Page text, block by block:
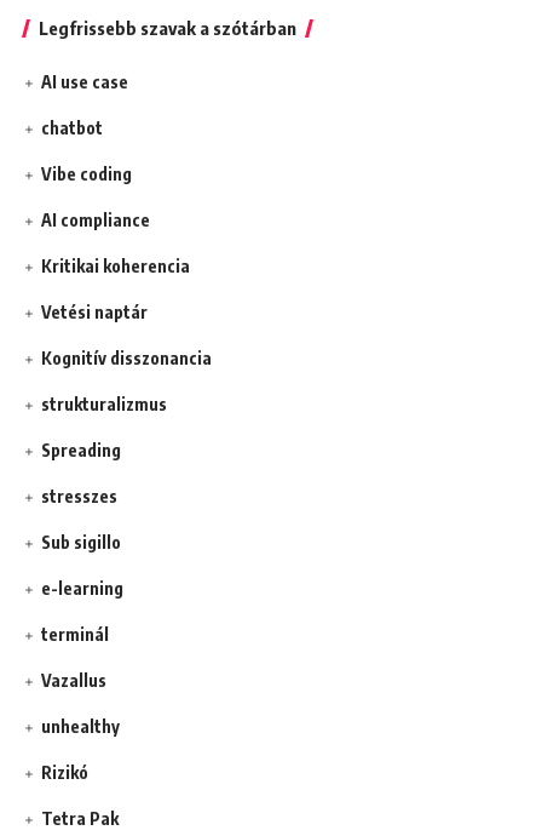
Legfrissebb szavak a szótárban
AI use case
chatbot
Vibe coding
AI compliance
Kritikai koherencia
Vetési naptár
Kognitív disszonancia
strukturalizmus
Spreading
stresszes
Sub sigillo
e-learning
terminál
Vazallus
unhealthy
Rizikó
Tetra Pak